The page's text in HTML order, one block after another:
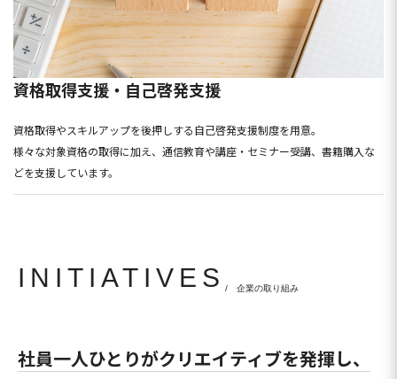
資格取得支援・自己啓発支援
資格取得やスキルアップを後押しする自己啓発支援制度を用意。
様々な対象資格の取得に加え、通信教育や講座・セミナー受講、書籍購入な
どを支援しています。
INITIATIVES / 企業の取り組み
社員一人ひとりがクリエイティブを発揮し、